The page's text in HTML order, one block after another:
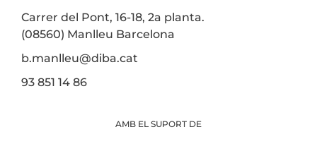
Carrer del Pont, 16-18, 2a planta.
(08560) Manlleu Barcelona
b.manlleu@diba.cat
93 851 14 86
AMB EL SUPORT DE